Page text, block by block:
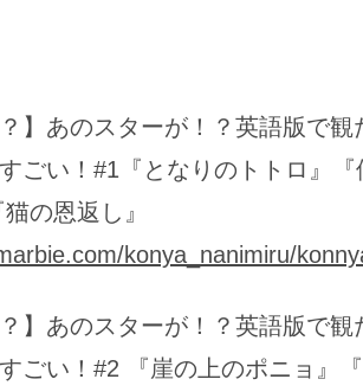
？】あのスターが！？英語版で
ごい！#1『となりのトトロ』
の恩返し』
konya_nanimiru/
？】あのスターが！？英語版で
ごい！#2 『崖の上のポニョ』